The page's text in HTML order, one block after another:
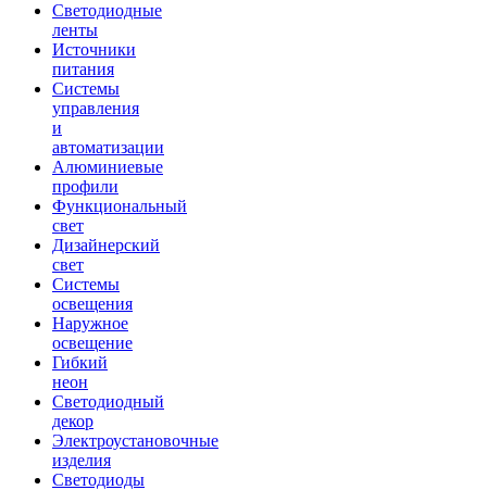
Светодиодные
ленты
Источники
питания
Системы
управления
и
автоматизации
Алюминиевые
профили
Функциональный
свет
Дизайнерский
свет
Системы
освещения
Наружное
освещение
Гибкий
неон
Светодиодный
декор
Электроустановочные
изделия
Светодиоды